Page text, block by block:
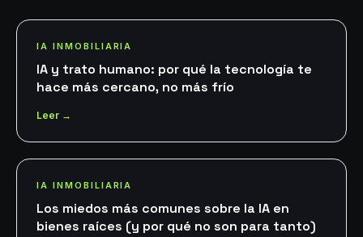
IA INMOBILIARIA
IA y trato humano: por qué la tecnología te
hace más cercano, no más frío
Leer →
IA INMOBILIARIA
Los miedos más comunes sobre la IA en
bienes raíces (y por qué no son para tanto)